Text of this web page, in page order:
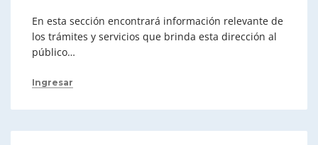
En esta sección encontrará información relevante de
los trámites y servicios que brinda esta dirección al
público…
Ingresar